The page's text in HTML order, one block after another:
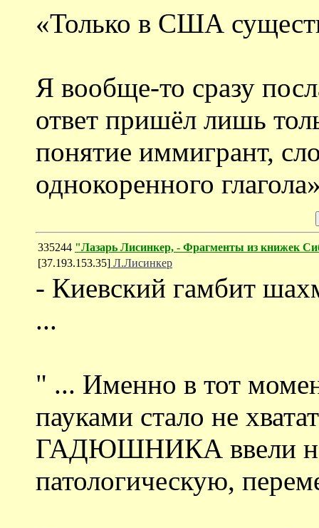
«Только в США
Я вообще-то сразу
ответ пришёл лишь
понятие иммигрант,
однокоренного
335244 "Лазарь Лисинкер, - Фрагменты из книжек
[37.193.153.35] Л.Лисинкер
- Киевский гамбит
...
" ... Именно в тот
пауками стало не
ГАДЮШНИКА ввели
патологическую,